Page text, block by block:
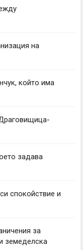
на
който има
задава
спокойствие и
за
земеделска